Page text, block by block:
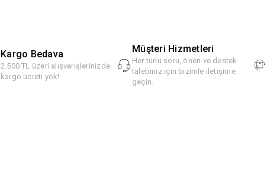
Kargo Bedava
2.500 TL üzeri alışverişlerinizde
kargo ücreti yok!
Müşteri Hizmetleri
Her türlü soru, öneri ve destek
talebiniz için bizimle iletişime
geçin.